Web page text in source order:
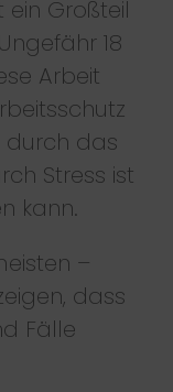
Großteil
18
Arbeit
durch das
Stress ist
kann.
–
dass
Fälle